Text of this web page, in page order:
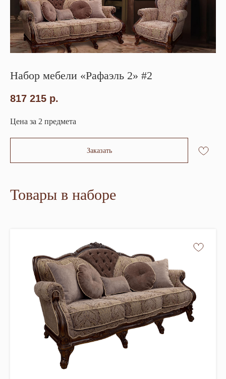
Набор мебели «Рафаэль 2» #2
817 215 р.
Цена за 2 предмета
Заказать
Товары в наборе